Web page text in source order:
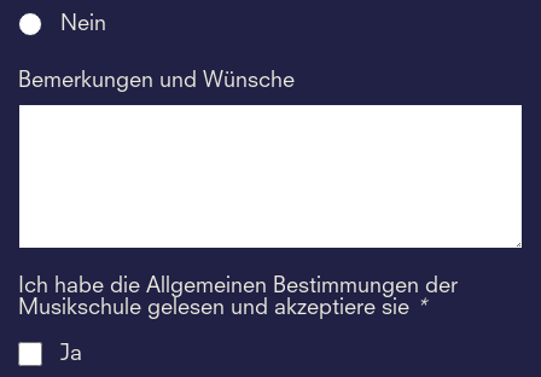
Nein
Bemerkungen und Wünsche
Ich habe die Allgemeinen Bestimmungen der
Musikschule gelesen und akzeptiere sie *
Ja